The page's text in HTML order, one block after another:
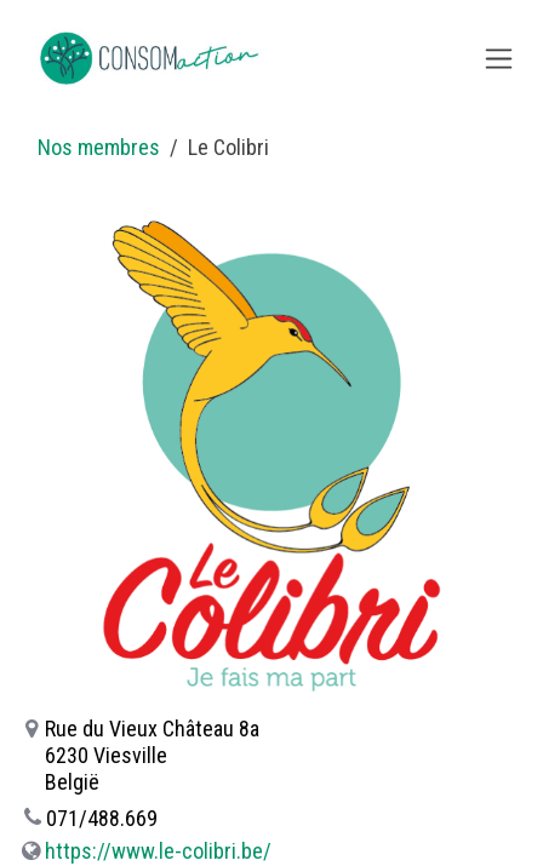
Nos membres Le Colibri
Rue du Vieux Château 8a
6230 Viesville
België
071/488.669
https://www.le-colibri.be/